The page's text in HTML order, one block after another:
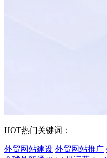
HOT热门关键词：
外贸网站建设 外贸网站推广